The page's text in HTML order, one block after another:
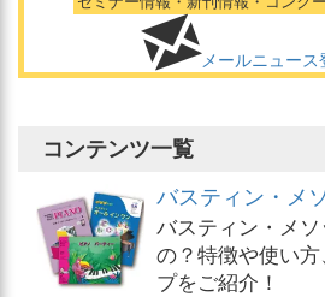
メールニュース
コンテンツ一覧
バスティン・メ
バスティン・メ
の？特徴や使い
プをご紹介！